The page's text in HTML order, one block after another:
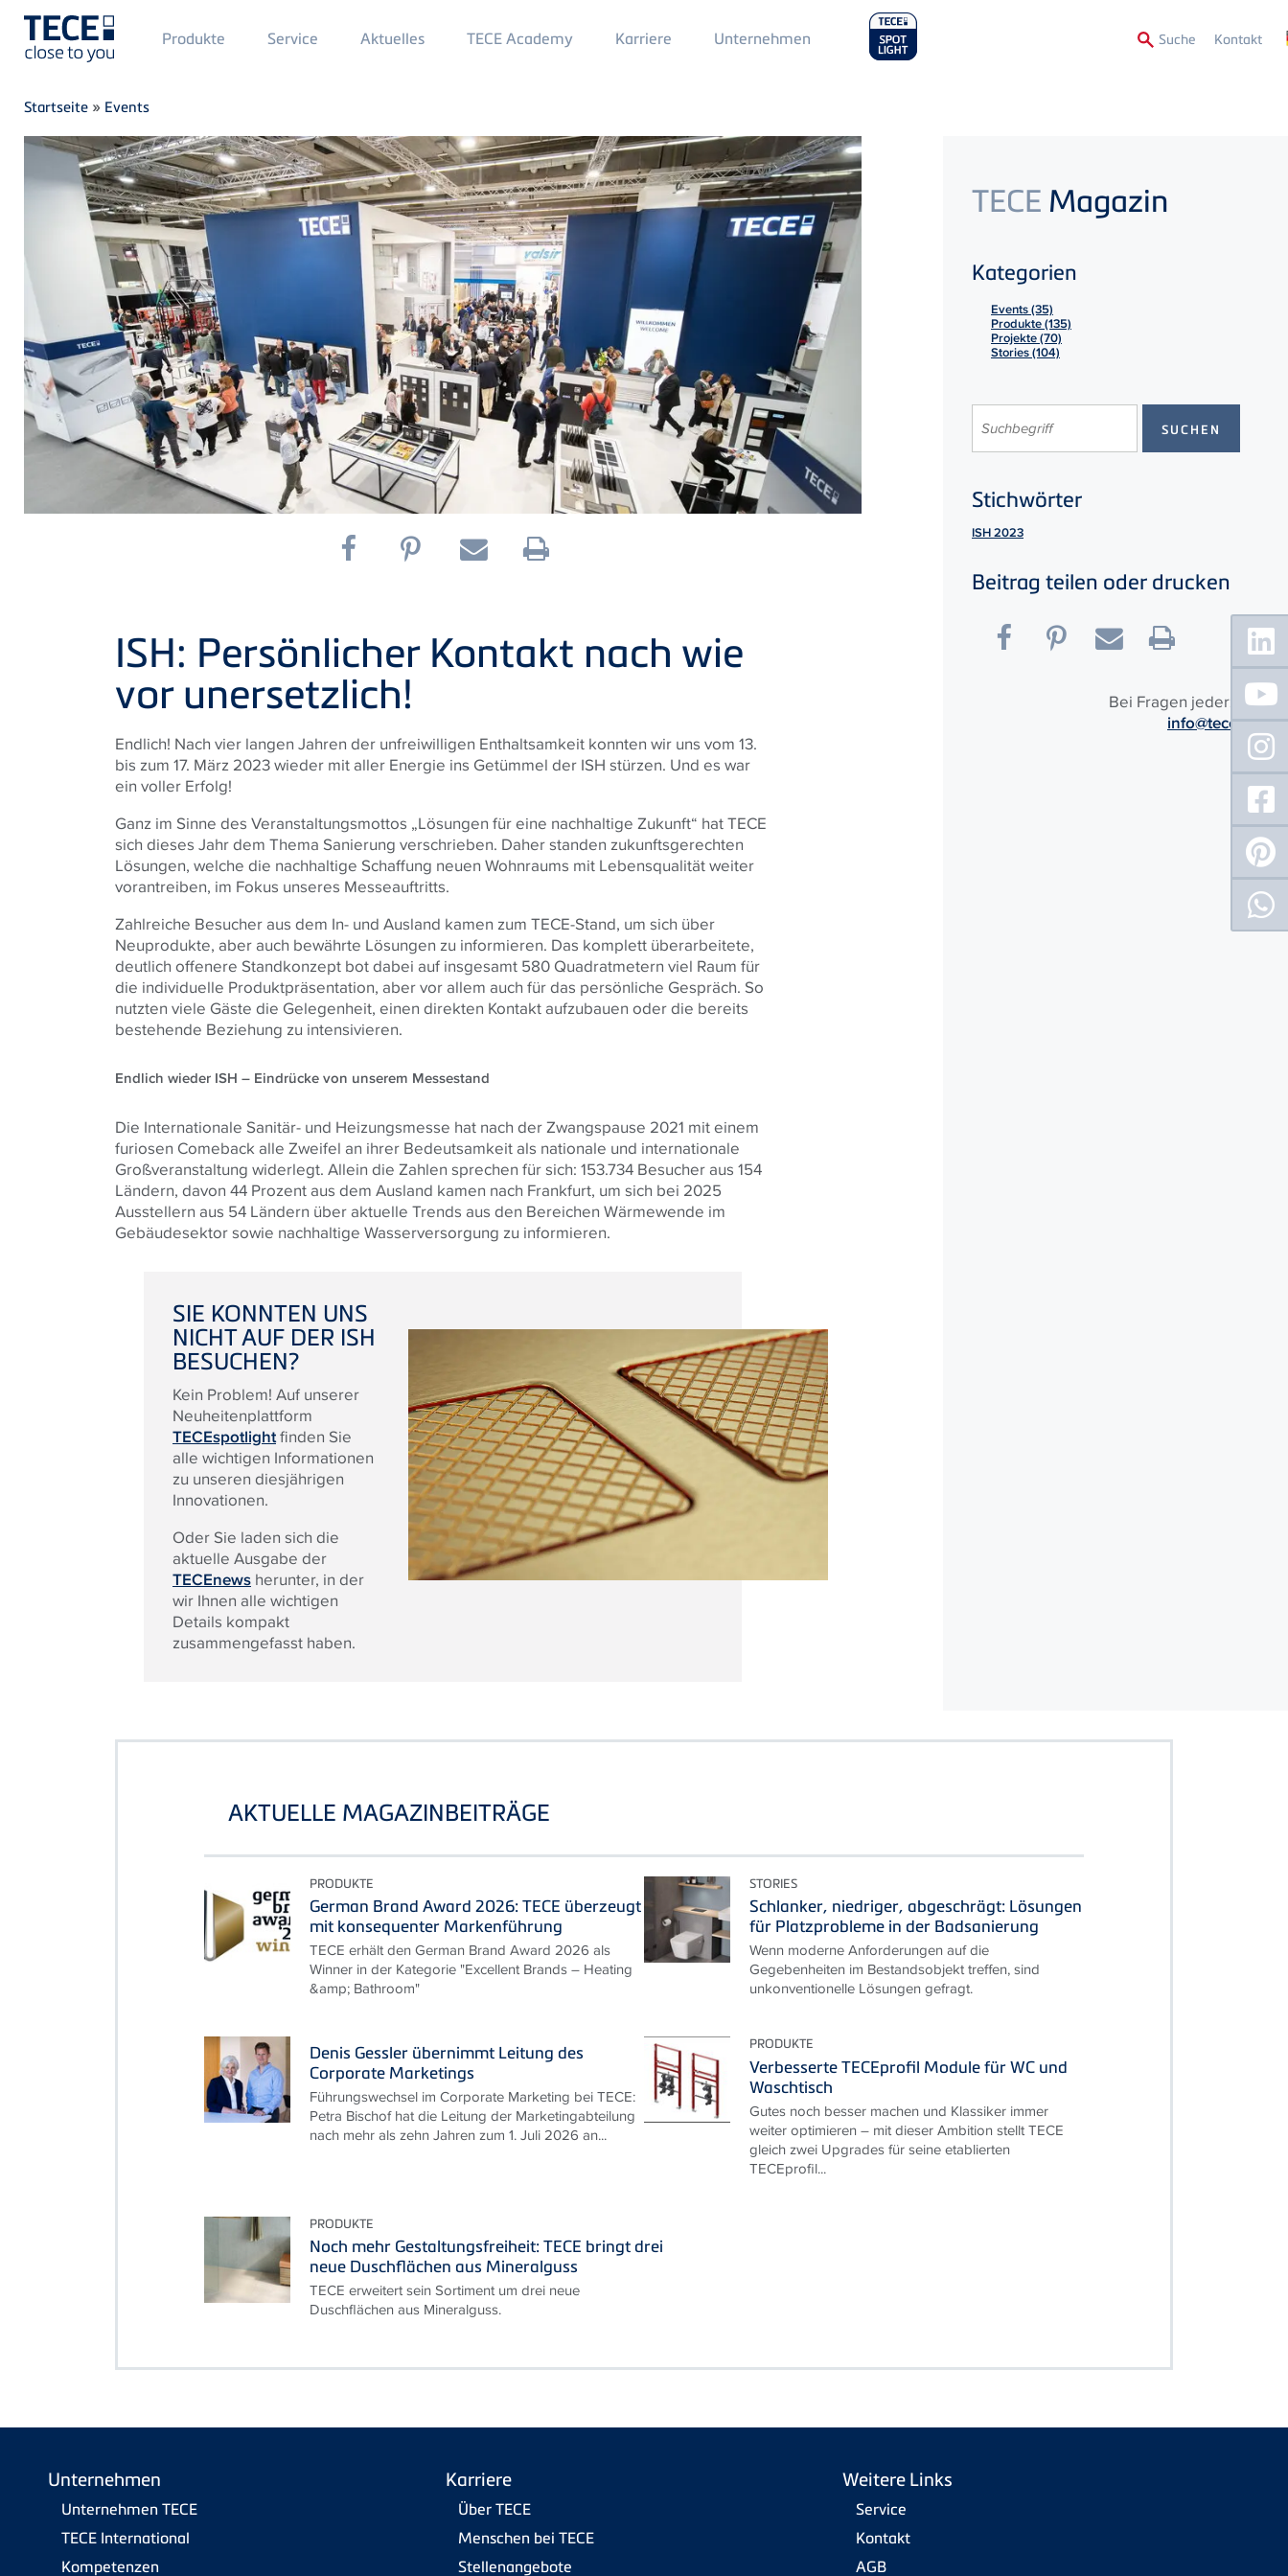
Direkt zum Inhalt
Main
Menü
Produkte Service Aktuelles TECE Academy Main
Menu
Karriere Unternehmen Suche Kontakt
Breadcrumb
Startseite » Events
ISH: Persönlicher Kontakt nach wie
vor unersetzlich!
Endlich! Nach vier langen Jahren der unfreiwilligen Enthaltsamkeit konnten wir uns vom 13.
bis zum 17. März 2023 wieder mit aller Energie ins Getümmel der ISH stürzen. Und es war
ein voller Erfolg!
Ganz im Sinne des Veranstaltungsmottos „Lösungen für eine nachhaltige Zukunft“ hat TECE
sich dieses Jahr dem Thema Sanierung verschrieben. Daher standen zukunftsgerechten
Lösungen, welche die nachhaltige Schaffung neuen Wohnraums mit Lebensqualität weiter
vorantreiben, im Fokus unseres Messeauftritts.
Zahlreiche Besucher aus dem In- und Ausland kamen zum TECE-Stand, um sich über
Neuprodukte, aber auch bewährte Lösungen zu informieren. Das komplett überarbeitete,
deutlich offenere Standkonzept bot dabei auf insgesamt 580 Quadratmetern viel Raum für
die individuelle Produktpräsentation, aber vor allem auch für das persönliche Gespräch. So
nutzten viele Gäste die Gelegenheit, einen direkten Kontakt aufzubauen oder die bereits
bestehende Beziehung zu intensivieren.
Endlich wieder ISH – Eindrücke von unserem Messestand
Die Internationale Sanitär- und Heizungsmesse hat nach der Zwangspause 2021 mit einem
furiosen Comeback alle Zweifel an ihrer Bedeutsamkeit als nationale und internationale
Großveranstaltung widerlegt. Allein die Zahlen sprechen für sich: 153.734 Besucher aus 154
Ländern, davon 44 Prozent aus dem Ausland kamen nach Frankfurt, um sich bei 2025
Ausstellern aus 54 Ländern über aktuelle Trends aus den Bereichen Wärmewende im
Gebäudesektor sowie nachhaltige Wasserversorgung zu informieren.
SIE KONNTEN UNS
NICHT AUF DER ISH
BESUCHEN?
Kein Problem! Auf unserer
Neuheitenplattform
TECEspotlightfinden Sie
alle wichtigen Informationen
zu unseren diesjährigen
Innovationen.
Oder Sie laden sich die
aktuelle Ausgabe der
TECEnews herunter, in der
wir Ihnen alle wichtigen
Details kompakt
zusammengefasst haben.
TECE Magazin
Kategorien
Events (35)
Produkte (135)
Projekte (70)
Stories (104)
Stichwörter
ISH 2023
Beitrag teilen oder drucken
Bei Fragen jederzeit:
info@tece.de
AKTUELLE MAGAZINBEITRÄGE
PRODUKTE
German Brand Award 2026: TECE überzeugt
mit konsequenter Markenführung
TECE erhält den German Brand Award 2026 als
Winner in der Kategorie "Excellent Brands – Heating
&amp; Bathroom"
STORIES
Schlanker, niedriger, abgeschrägt: Lösungen
für Platzprobleme in der Badsanierung
Wenn moderne Anforderungen auf die
Gegebenheiten im Bestandsobjekt treffen, sind
unkonventionelle Lösungen gefragt.
Denis Gessler übernimmt Leitung des
Corporate Marketings
Führungswechsel im Corporate Marketing bei TECE:
Petra Bischof hat die Leitung der Marketingabteilung
nach mehr als zehn Jahren zum 1. Juli 2026 an...
PRODUKTE
Verbesserte TECEprofil Module für WC und
Waschtisch
Gutes noch besser machen und Klassiker immer
weiter optimieren – mit dieser Ambition stellt TECE
gleich zwei Upgrades für seine etablierten
TECEprofil...
PRODUKTE
Noch mehr Gestaltungsfreiheit: TECE bringt drei
neue Duschflächen aus Mineralguss
TECE erweitert sein Sortiment um drei neue
Duschflächen aus Mineralguss.
Unternehmen
Unternehmen TECE
TECE International
Kompetenzen
Karriere
Über TECE
Menschen bei TECE
Stellenangebote
Weitere Links
Service
Kontakt
AGB
Floating
Sidebar